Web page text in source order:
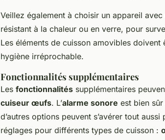
Veillez également à choisir un appareil
résistant à la chaleur ou en verre, pour
Les éléments de cuisson amovibles
hygiène irréprochable.
Fonctionnalités supplémentaires
Les fonctionnalités supplémentaires
cuiseur œufs. L’alarme sonore est bien
d’autres options peuvent s’avérer tout
réglages pour différents types de cuisson :